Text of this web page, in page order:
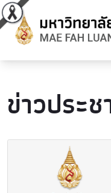
ข่าวประ